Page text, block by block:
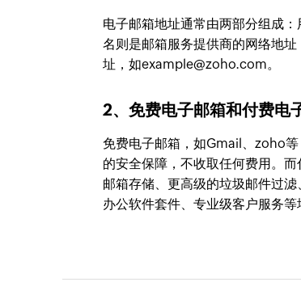
电子邮箱地址通常由两部分组成
名则是邮箱服务提供商的网络地
址，如example@zoho.com。
2、免费电子邮箱和付费电
免费电子邮箱，如Gmail、zoho
的安全保障，不收取任何费用。
邮箱存储、更高级的垃圾邮件过
办公软件套件、专业级客户服务